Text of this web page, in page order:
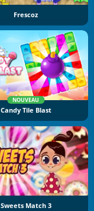
Frescoz
NOUVEAU
Candy Tile Blast
Sweets Match 3